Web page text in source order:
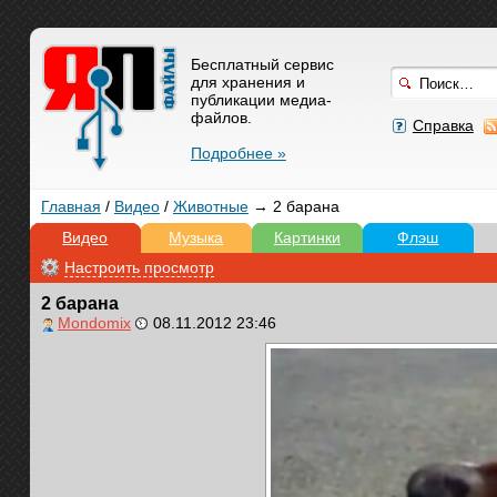
Справка
Бесплатный сервис
для хранения и
публикации медиа-
файлов.
Подробнее »
Главная / Видео/ Животные→ 2 барана
Видео
Музыка Картинки
Флэш
Настроить просмотр
2 барана
Mondomix 08.11.2012 23:46